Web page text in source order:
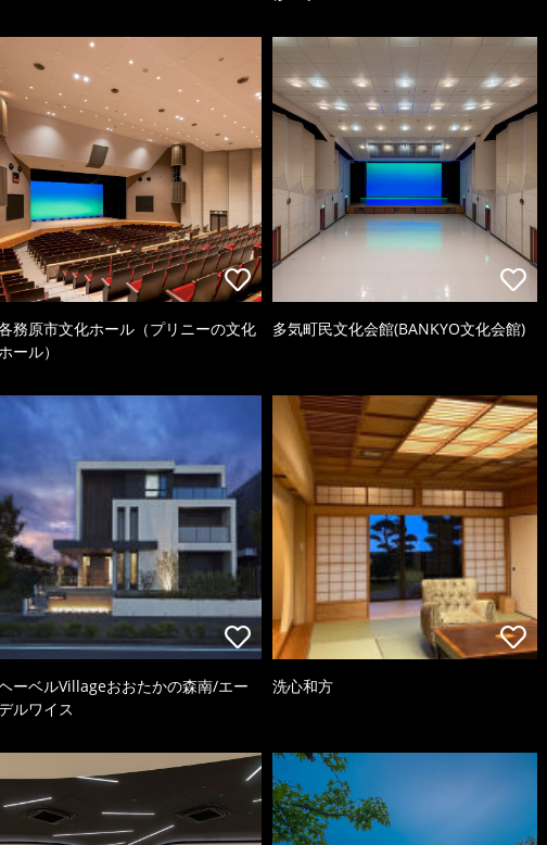
務原市文化ホール（プリニーの文化
ール）
多気町民文化会館(BANKYO文化会館)
ーベルVillageおおたかの森南/エー
ルワイス
洗心和方